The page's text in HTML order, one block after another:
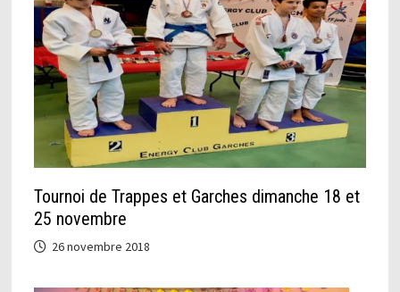
Tournoi de Trappes et Garches dimanche 18 et
25 novembre
26 novembre 2018